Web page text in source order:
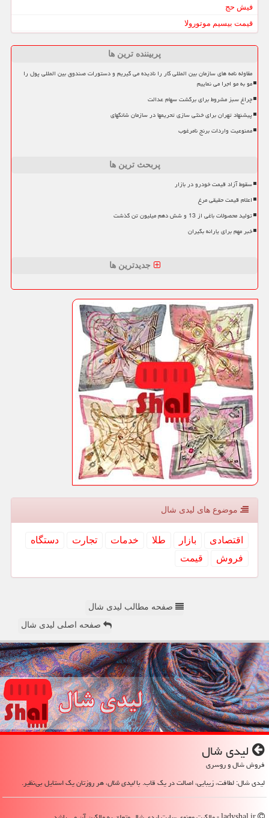
فیش حج
قیمت بیسیم موتورولا
پربیننده ترین ها
مقاوله نامه های سازمان بین المللی کار را نادیده می گیریم و دستورات صندوق بین المللی پول را
مو به مو اجرا می نماییم
چراغ سبز مشروط برای برگشت سهام عدالت
پیشنهاد تهران برای خنثی سازی تحریمها در سازمان شانگهای
ممنوعیت واردات برنج نامرغوب
پربحث ترین ها
سقوط آزاد قیمت خودرو در بازار
اعلام قیمت حقیقی مرغ
تولید محصولات باغی از 13 و شش دهم میلیون تن گذشت
خبر مهم برای یارانه بگیران
جدیدترین ها
موضوع های لیدی شال
اقتصادی بازار طلا خدمات تجارت
دستگاه
فروش
قیمت
صفحه مطالب لیدی شال
صفحه اصلی لیدی شال
لیدی شال
فروش شال و روسری
لیدی شال: لطافت، زیبایی، اصالت در یک قاب. بالیدی شال، هر روزتان یک استایل بی‌نظیر.